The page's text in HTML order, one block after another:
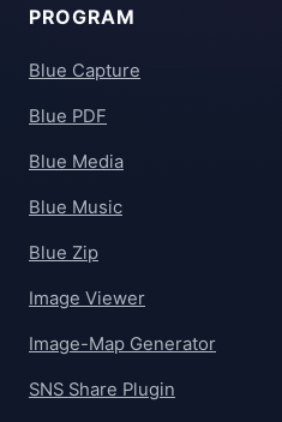
PROGRAM
Blue Capture
Blue PDF
Blue Media
Blue Music
Blue Zip
Image Viewer
Image-Map Generator
SNS Share Plugin